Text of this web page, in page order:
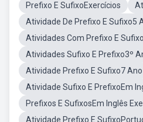
Prefixo E SufixoExercícios
Atividade De Prefixo E Sufixo5
Atividades Com Prefixo E
Atividades Sufixo E Prefixo3º
Atividade Prefixo E Sufixo7 Ano
Atividade Sufixo E PrefixoEm
Prefixos E SufixosEm Inglês
Atividade Prefixo E